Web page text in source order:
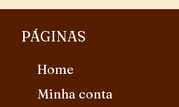
PÁGINAS
Home
Minha conta